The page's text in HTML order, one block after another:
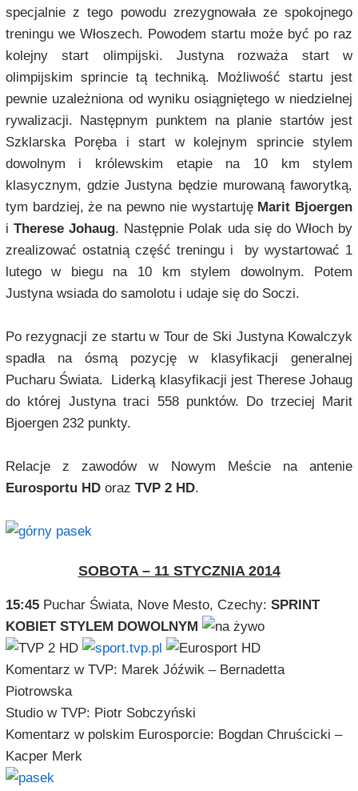
specjalnie z tego powodu zrezygnowała ze spokojnego
treningu we Włoszech. Powodem startu może być po raz
kolejny start olimpijski. Justyna rozważa start w
olimpijskim sprincie tą techniką. Możliwość startu jest
pewnie uzależniona od wyniku osiągniętego w niedzielnej
rywalizacji. Następnym punktem na planie startów jest
Szklarska Poręba i start w kolejnym sprincie stylem
dowolnym i królewskim etapie na 10 km stylem
klasycznym, gdzie Justyna będzie murowaną faworytką,
tym bardziej, że na pewno nie wystartuję Marit Bjoergen
i Therese Johaug. Następnie Polak uda się do Włoch by
zrealizować ostatnią część treningu i by wystartować 1
lutego w biegu na 10 km stylem dowolnym. Potem
Justyna wsiada do samolotu i udaje się do Soczi.
Po rezygnacji ze startu w Tour de Ski Justyna Kowalczyk
spadła na ósmą pozycję w klasyfikacji generalnej
Pucharu Świata. Liderką klasyfikacji jest Therese Johaug
do której Justyna traci 558 punktów. Do trzeciej Marit
Bjoergen 232 punkty.
Relacje z zawodów w Nowym Meście na antenie
Eurosportu HDoraz TVP 2 HD.
SOBOTA – 11 STYCZNIA 2014
15:45Puchar Świata, Nove Mesto, Czechy: SPRINT
KOBIET STYLEM DOWOLNYM
Komentarz w TVP: Marek Jóźwik – Bernadetta
Piotrowska
Studio w TVP: Piotr Sobczyński
Komentarz w polskim Eurosporcie: Bogdan Chruścicki –
Kacper Merk